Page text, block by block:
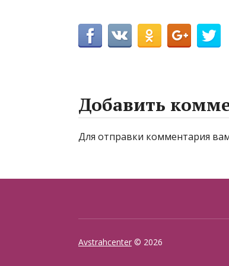
Добавить
Для отправки комментария
Avstrahcenter © 2026